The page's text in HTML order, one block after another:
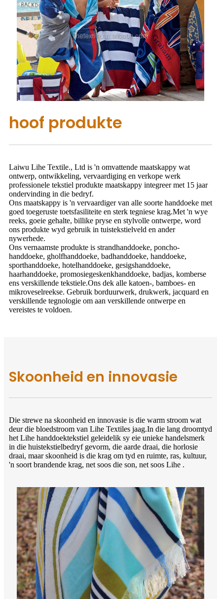
hoof produkte
Laiwu Lihe Textile., Ltd is 'n omvattende maatskappy wat
ontwerp, ontwikkeling, vervaardiging en verkope werk
professionele tekstiel produkte maatskappy integreer met 15 jaar
ondervinding in die bedryf.
Ons maatskappy is 'n vervaardiger van alle soorte handdoeke met
goed toegeruste toetsfasiliteite en sterk tegniese krag.Met 'n wye
reeks, goeie gehalte, billike pryse en stylvolle ontwerpe, word
ons produkte wyd gebruik in tuistekstielveld en ander
nywerhede.
Ons vernaamste produkte is strandhanddoeke, poncho-
handdoeke, gholfhanddoeke, badhanddoeke, handdoeke,
sporthanddoeke, hotelhanddoeke, gesigshanddoeke,
haarhanddoeke, promosiegeskenkhanddoeke, badjas, komberse
ens verskillende tekstiele.Ons dek alle katoen-, bamboes- en
mikroveselreekse. Gebruik borduurwerk, drukwerk, jacquard en
verskillende tegnologie om aan verskillende ontwerpe en
vereistes te voldoen.
Skoonheid en innovasie
Die strewe na skoonheid en innovasie is die warm stroom wat
deur die bloedstroom van Lihe Textiles jaag.In die lang droomtyd
het Lihe handdoektekstiel geleidelik sy eie unieke handelsmerk
in die huistekstielbedryf gevorm, die aarde draai, die horlosie
draai, maar skoonheid is die krag om tyd en ruimte, ras, kultuur,
'n soort brandende krag, net soos die son, net soos Lihe .